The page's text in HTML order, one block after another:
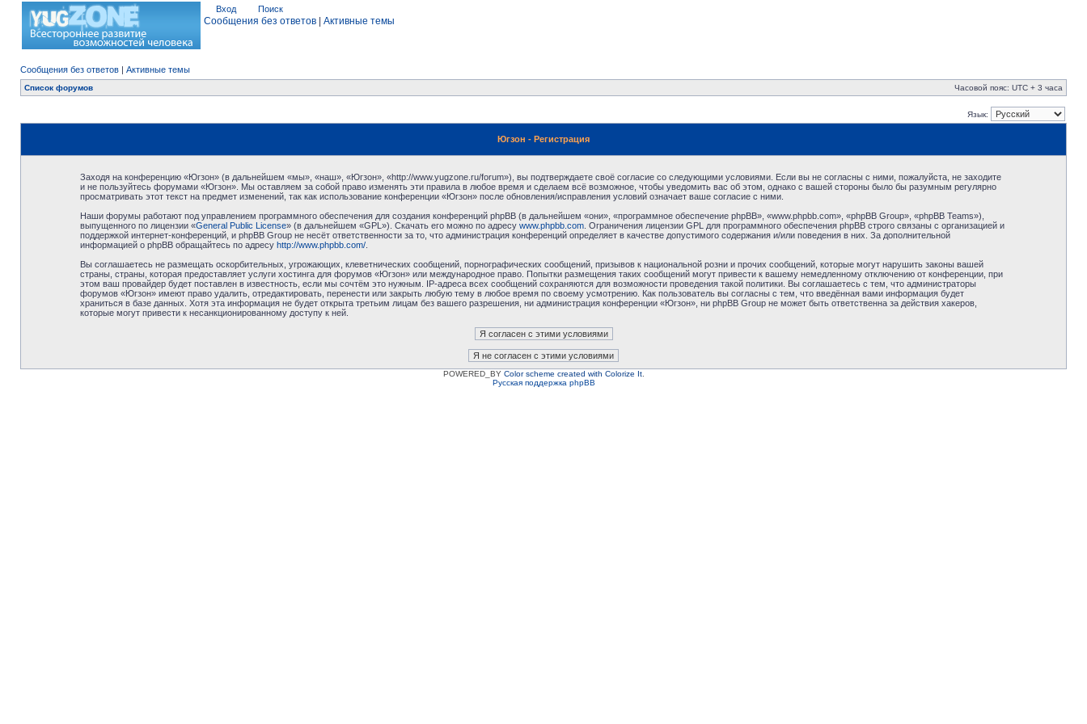
Вход Поиск
Сообщения без ответов Активные темы
Сообщения без ответов | Активные темы
Список форумов Часовой пояс: UTC + 3 часа
Язык:
Югзон - Регистрация
Заходя на конференцию «Югзон» (в дальнейшем «мы», «наш», «Югзон», «http://www.yugzone.ru/forum»), вы подтверждаете своё согласие со следующими условиями. Если вы не согласны с ними, пожалуйста, не заходите
и не пользуйтесь форумами «Югзон». Мы оставляем за собой право изменять эти правила в любое время и сделаем всё возможное, чтобы уведомить вас об этом, однако с вашей стороны было бы разумным регулярно
просматривать этот текст на предмет изменений, так как использование конференции «Югзон» после обновления/исправления условий означает ваше согласие с ними.
Наши форумы работают под управлением программного обеспечения для создания конференций phpBB (в дальнейшем «они», «программное обеспечение phpBB», «www.phpbb.com», «phpBB Group», «phpBB Teams»),
выпущенного по лицензии «General Public License» (в дальнейшем «GPL»). Скачать его можно по адресу www.phpbb.com. Ограничения лицензии GPL для программного обеспечения phpBB строго связаны с организацией и
поддержкой интернет-конференций, и phpBB Group не несёт ответственности за то, что администрация конференций определяет в качестве допустимого содержания и/или поведения в них. За дополнительной
информацией о phpBB обращайтесь по адресу http://www.phpbb.com/.
Вы соглашаетесь не размещать оскорбительных, угрожающих, клеветнических сообщений, порнографических сообщений, призывов к национальной розни и прочих сообщений, которые могут нарушить законы вашей
страны, страны, которая предоставляет услуги хостинга для форумов «Югзон» или международное право. Попытки размещения таких сообщений могут привести к вашему немедленному отключению от конференции, при
этом ваш провайдер будет поставлен в известность, если мы сочтём это нужным. IP-адреса всех сообщений сохраняются для возможности проведения такой политики. Вы соглашаетесь с тем, что администраторы
форумов «Югзон» имеют право удалить, отредактировать, перенести или закрыть любую тему в любое время по своему усмотрению. Как пользователь вы согласны с тем, что введённая вами информация будет
храниться в базе данных. Хотя эта информация не будет открыта третьим лицам без вашего разрешения, ни администрация конференции «Югзон», ни phpBB Group не может быть ответственна за действия хакеров,
которые могут привести к несанкционированному доступу к ней.
POWERED_BY Color scheme created with Colorize It.
Русская поддержка phpBB